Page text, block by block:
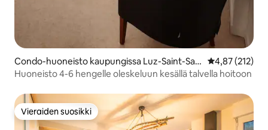
Condo-huoneisto kaupungissa Luz-Saint-Sau
veur
4,87 (212)
Huoneisto 4-6 hengelle oleskeluun kesällä talvella hoitoon
Vieraiden suosikki
Vieraiden suosikki